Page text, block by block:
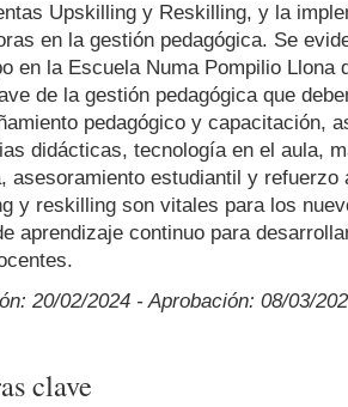
Upskilling y Reskilling, y la
en la gestión pedagógica. Se
en la Escuela Numa Pompilio Llona
de la gestión pedagógica que
pedagógico y capacitación,
didácticas, tecnología en el aula,
asesoramiento estudiantil y refuerzo
y reskilling son vitales para los
aprendizaje continuo para
20/02/2024 - Aprobación: 08/03/
clave